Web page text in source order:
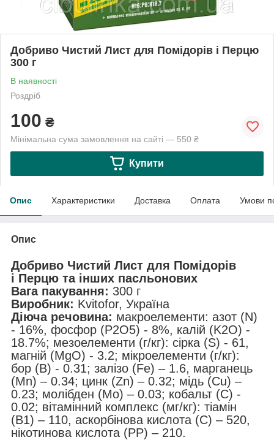
Добриво Чистий Лист для Помідорів і Перцю
300 г
В наявності
Роздріб
100 ₴
Мінімальна сума замовлення на сайті — 550 ₴
Купити
Опис Характеристики Доставка Оплата Умови
Опис
Добриво Чистий Лист для Помідорів
і Перцю та інших пасльонових
Вага пакування: 300 г
Виробник: Kvitofor, Україна
Діюча речовина: макроелементи: азот (N)
- 16%, фосфор (P2О5) - 8%, калій (K2О) -
18.7%; мезоелементи (г/кг): сірка (S) - 61,
магній (MgO) - 3.2; мікроелементи (г/кг):
бор (В) - 0.31; залізо (Fe) – 1.6, марганець
(Мn) – 0.34; цинк (Zn) – 0.32; мідь (Cu) –
0.23; молібден (Мо) – 0.03; кобальт (С) -
0.02; вітамінний комплекс (мг/кг): тіамін
(В1) – 110, аскорбінова кислота (С) – 520,
нікотинова кислота (РР) – 210.